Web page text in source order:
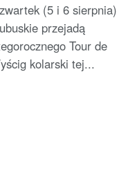
(5 i 6 sierpnia)
przejadą
Tour de
kolarski tej...